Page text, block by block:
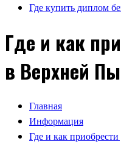
Где купить диплом
Где и как
в Верхней
Главная
Информация
Где и как